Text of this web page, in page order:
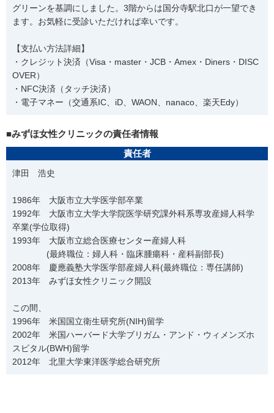
グリーンを基調にしました。3階からは国分寺駅北口が一望でき
ます。お気軽に受診いただければ幸いです。
【支払い方法詳細】
・クレジット決済（Visa・master・JCB・Amex・Diners・DISC
OVER）
・NFC決済（タッチ決済）
・電子マネー（交通系IC、iD、WAON、nanaco、楽天Edy）
■みずほ女性クリニックの責任者情報
責任者
津田 浩史
1986年 大阪市立大学医学部卒業
1992年 大阪市立大学大学院医学研究課外科系専攻産婦人科学
卒業(学位取得)
1993年 大阪市立総合医療センター産婦人科
(最終職位：婦人科・臨床腫瘍科・産科副部長)
2008年 慶應義塾大学医学部産婦人科(最終職位：専任講師)
2013年 みずほ女性クリニック開設
この間、
1996年 米国国立衛生研究所(NIH)留学
2002年 米国ハーバード大学ブリガム・アンド・ウィメンズホ
スピタル(BWH)留学
2012年 北里大学東洋医学総合研究所